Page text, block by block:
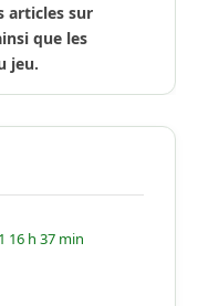
articles sur
que les
jeu.
16 h 37 min